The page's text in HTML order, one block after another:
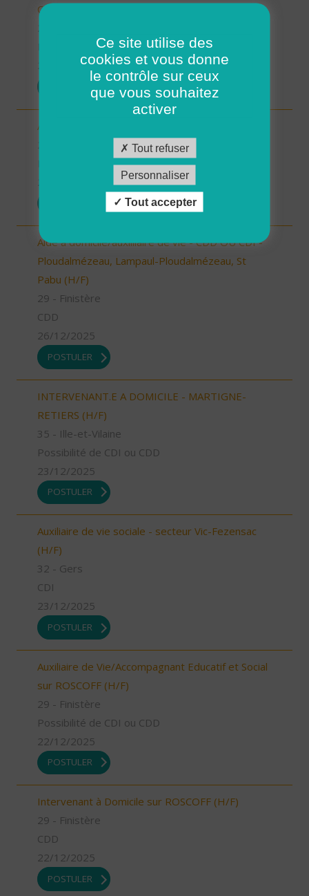
CDD ou CDI (H/F)
Possibilité de CDI ou CDD
26/12/2025
Aide à domicile - CDD ou CDI - St Renan (H/F)
Possibilité de CDI ou CDD
Aide à domicile/auxilliaire de vie - CDD OU CDI -
Ploudalmézeau, Lampaul-Ploudalmézeau, St
Pabu (H/F)
29 - Finistère
CDD
26/12/2025
POSTULER
INTERVENANT.E A DOMICILE - MARTIGNE-
RETIERS (H/F)
35 - Ille-et-Vilaine
Possibilité de CDI ou CDD
23/12/2025
POSTULER
Auxiliaire de vie sociale - secteur Vic-Fezensac
(H/F)
32 - Gers
CDI
23/12/2025
POSTULER
Auxiliaire de Vie/Accompagnant Educatif et Social
sur ROSCOFF (H/F)
29 - Finistère
Possibilité de CDI ou CDD
22/12/2025
POSTULER
Intervenant à Domicile sur ROSCOFF (H/F)
29 - Finistère
CDD
22/12/2025
POSTULER
Ce site utilise des
cookies et vous donne
le contrôle sur ceux
que vous souhaitez
activer
Tout refuser
Personnaliser
Tout accepter